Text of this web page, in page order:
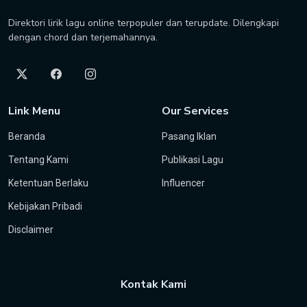
Direktori lirik lagu online terpopuler dan terupdate. Dilengkapi
dengan chord dan terjemahannya.
Link Menu
Beranda
Tentang Kami
Ketentuan Berlaku
Kebijakan Pribadi
Disclaimer
Our Services
Pasang Iklan
Publikasi Lagu
Influencer
Kontak Kami